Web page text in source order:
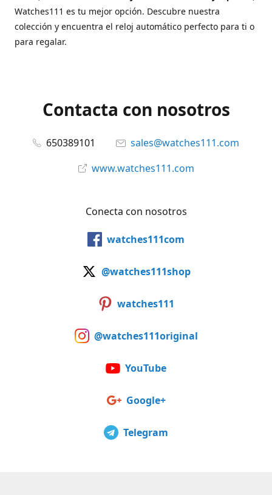
Watches111 es tu mejor opción. Descubre nuestra
colección y encuentra el reloj automático perfecto para ti o
para regalar.
Contacta con nosotros
650389101
sales@watches111.com
www.watches111.com
Conecta con nosotros
watches111com
@watches111shop
watches111
@watches111original
YouTube
Google+
Telegram